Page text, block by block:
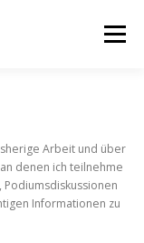
Menü
ME
Arbeit und über
denen ich teilnehme
Informationen zu